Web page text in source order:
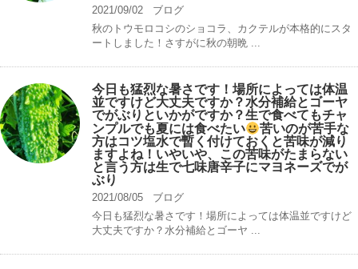
2021/09/02
ブログ
秋のトウモロコシのショコラ、カクテルが本格的にスタ
ートしました！さすがに秋の朝晩 ...
今日も猛烈な暑さです！場所によっては体温
並ですけど大丈夫ですか？水分補給とゴーヤ
でがぶりといかがですか？生で食べてもチャ
ンプルでも夏には食べたい
苦いのが苦手な
方はコツ塩水で暫く付けておくと苦味が減り
ますよね！いやいや、この苦味がたまらない
と言う方は生で七味唐辛子にマヨネーズでが
ぶり
2021/08/05
ブログ
今日も猛烈な暑さです！場所によっては体温並ですけど
大丈夫ですか？水分補給とゴーヤ ...